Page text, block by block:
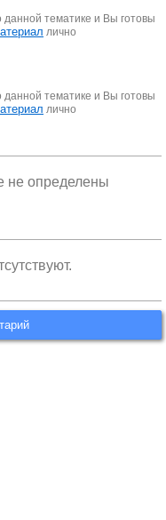
тематике и Вы готовы
лично
тематике и Вы готовы
лично
не определены